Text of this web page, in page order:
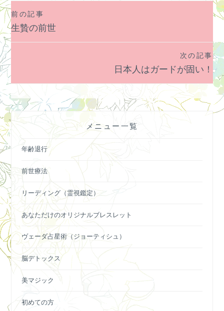
投
稿
ナ
ビ
ゲ
ー
シ
ョ
ン
前の記事
生贄の前世
次の記事
日本人はガードが固い！
メニュー一覧
年齢退行
前世療法
リーディング（霊視鑑定）
あなただけのオリジナルブレスレット
ヴェーダ占星術（ジョーティシュ）
脳デトックス
美マジック
初めての方